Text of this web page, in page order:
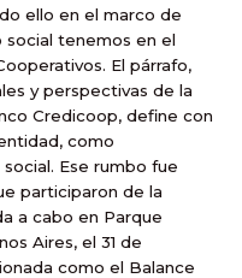
ello en el marco de
tenemos en el
El párrafo,
y perspectivas de la
Credicoop, define con
como
Ese rumbo fue
participaron de la
a cabo en Parque
Aires, el 31 de
como el Balance